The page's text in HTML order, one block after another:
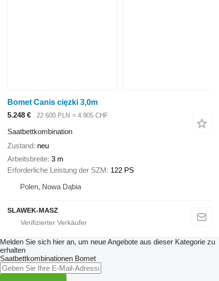
Bomet Canis cięzki 3,0m
5.248 €
22.600 PLN ≈ 4.905 CHF
Saatbettkombination
Zustand neu
Arbeitsbreite 3 m
Erforderliche Leistung der SZM 122 PS
Polen, Nowa Dąbia
SLAWEK-MASZ
Melden Sie sich hier an, um neue Angebote aus dieser Kategorie zu
erhalten
Saatbettkombinationen Bomet